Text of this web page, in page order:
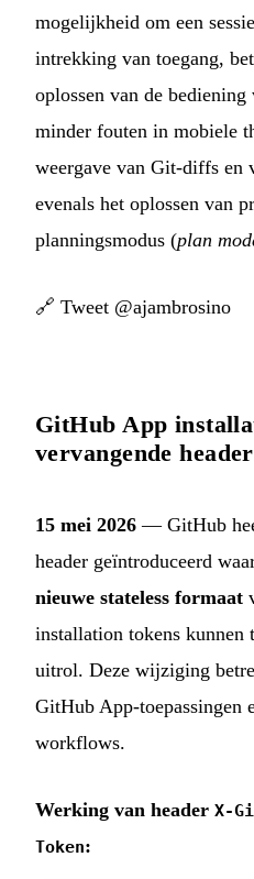
mogelijkheid om een
intrekking van toegang,
oplossen van de bediening
minder fouten in mobiele
weergave van Git-diffs en
evenals het oplossen van
planningsmodus (plan
🔗 Tweet @ajambrosino
GitHub App
vervangende
15 mei 2026 — GitHub
header geïntroduceerd
nieuwe stateless formaat
installation tokens kunnen
uitrol. Deze wijziging
GitHub App-toepassingen
workflows.
Werking van header X-
Token: